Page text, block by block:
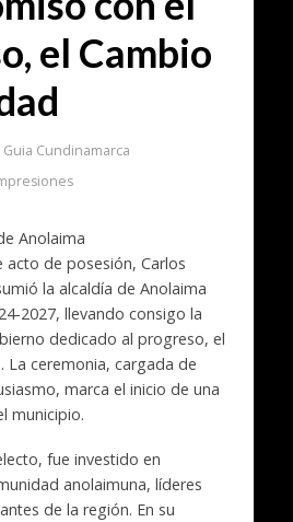
el Cambio
Guia Cundinamarca
Anolaima
acto de posesión, Carlos
la alcaldía de Anolaima
2027, llevando consigo la
dedicado al progreso, el
La ceremonia, cargada de
marca el inicio de una
municipio.
fue investido en
anolaimuna, líderes
de la región. En su